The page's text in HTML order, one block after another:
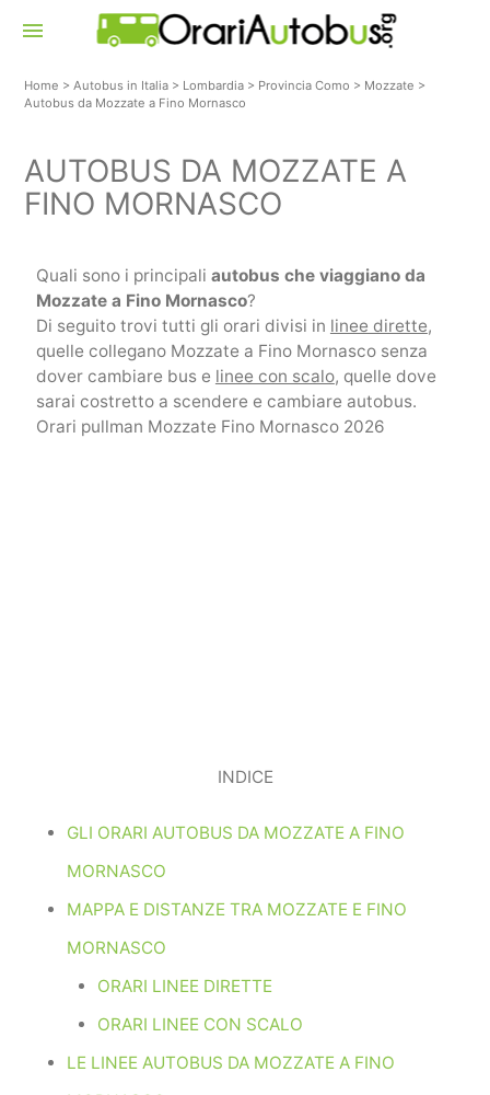
menu
Home >Autobus in Italia > Lombardia > Provincia Como > Mozzate >
Autobus da Mozzate a Fino Mornasco
AUTOBUS DA MOZZATE A
FINO MORNASCO
Quali sono i principali autobus che viaggiano da
Mozzate a Fino Mornasco?
Di seguito trovi tutti gli orari divisi in linee dirette,
quelle collegano Mozzate a Fino Mornasco senza
dover cambiare bus e linee con scalo, quelle dove
sarai costretto a scendere e cambiare autobus.
Orari pullman Mozzate Fino Mornasco 2026
INDICE
GLI ORARI AUTOBUS DA MOZZATE A FINO
MORNASCO
MAPPA E DISTANZE TRA MOZZATE E FINO
MORNASCO
ORARI LINEE DIRETTE
ORARI LINEE CON SCALO
LE LINEE AUTOBUS DA MOZZATE A FINO